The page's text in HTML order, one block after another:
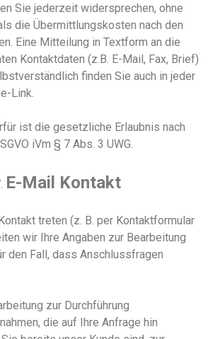
Sie jederzeit widersprechen, ohne
die Übermittlungskosten nach den
Eine Mitteilung in Textform an die
Kontaktdaten (z.B. E-Mail, Fax, Brief)
finden Sie auch in jeder
Link.
ist die gesetzliche Erlaubnis nach
iVm § 7 Abs. 3 UWG.
E-Mail Kontakt
treten (z. B. per Kontaktformular
wir Ihre Angaben zur Bearbeitung
den Fall, dass Anschlussfragen
zur Durchführung
die auf Ihre Anfrage hin